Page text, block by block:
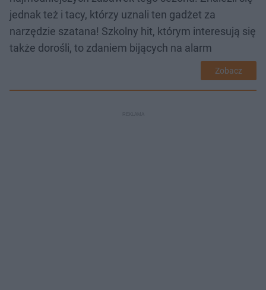
jednak też i tacy, którzy uznali ten gadżet za
narzędzie szatana! Szkolny hit, którym interesują się
także dorośli, to zdaniem bijących na alarm
Zobacz